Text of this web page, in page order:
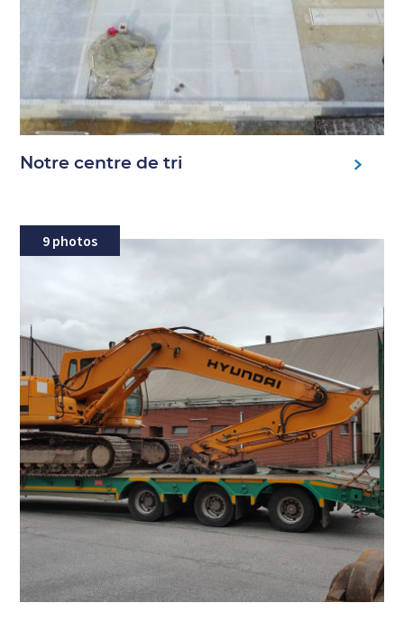
Notre centre de tri
9 photos